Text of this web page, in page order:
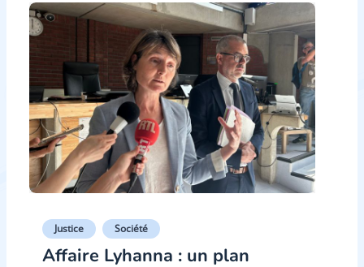
Justice Société
Affaire Lyhanna : un plan